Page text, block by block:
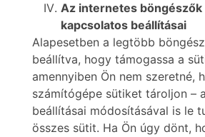
Az internetes
kapcsolatos beállításai
Alapesetben a legtöbb
beállítva, hogy támogassa a
amennyiben Ön nem szeretné,
számítógépe sütiket tároljon –
beállításai módosításával is le
összes sütit. Ha Ön úgy dönt,